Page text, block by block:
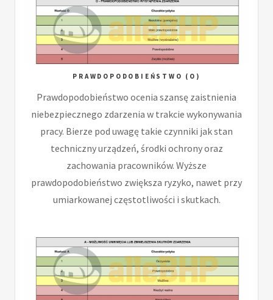
PRAWDOPODOBIEŃSTWO (O)
Prawdopodobieństwo ocenia szansę zaistnienia
niebezpiecznego zdarzenia w trakcie wykonywania
pracy. Bierze pod uwagę takie czynniki jak stan
techniczny urządzeń, środki ochrony oraz
zachowania pracowników. Wyższe
prawdopodobieństwo zwiększa ryzyko, nawet przy
umiarkowanej częstotliwości i skutkach.